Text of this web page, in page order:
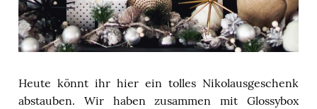
Heute könnt ihr hier ein tolles Nikolausgeschenk
abstauben. Wir haben zusammen mit Glossybox